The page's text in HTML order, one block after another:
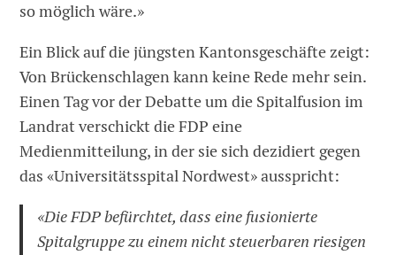
so möglich wäre.»
Ein Blick auf die jüngsten Kantonsgeschäfte zeigt:
Von Brückenschlagen kann keine Rede mehr sein.
Einen Tag vor der Debatte um die Spitalfusion im
Landrat verschickt die FDP eine
Medienmitteilung, in der sie sich dezidiert gegen
das «Universitätsspital Nordwest» ausspricht:
«Die FDP befürchtet, dass eine fusionierte
Spitalgruppe zu einem nicht steuerbaren riesigen